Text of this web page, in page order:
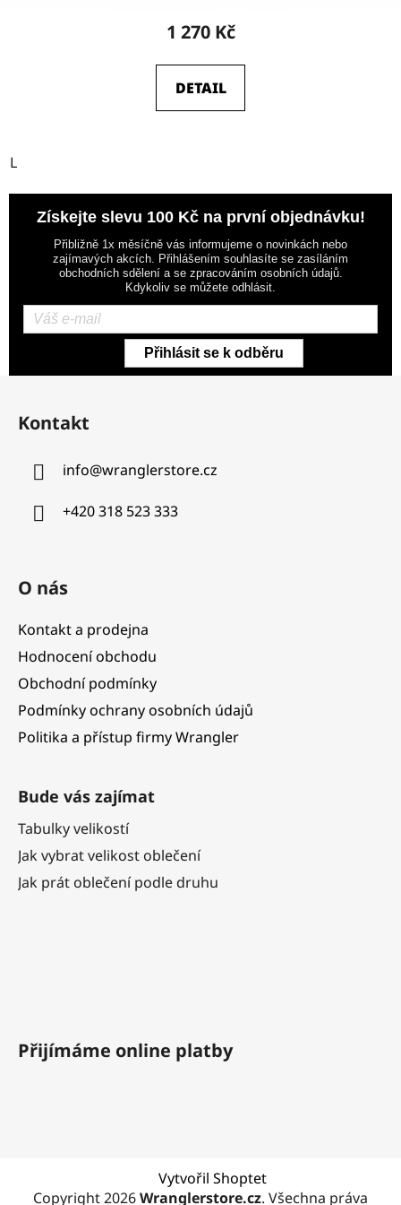
1 270 Kč
DETAIL
L
Získejte slevu 100 Kč na první objednávku!
Přibližně 1x měsíčně vás informujeme o novinkách nebo
zajímavých akcích. Přihlášením souhlasíte se zasíláním
obchodních sdělení a se zpracováním osobních údajů.
Kdykoliv se můžete odhlásit.
Přihlásit se k odběru
Z
Kontakt
info@wranglerstore.cz
+420 318 523 333
O nás
Kontakt a prodejna
Hodnocení obchodu
Obchodní podmínky
Podmínky ochrany osobních údajů
Politika a přístup firmy Wrangler
Bude vás zajímat
Tabulky velikostí
Jak vybrat velikost oblečení
Jak prát oblečení podle druhu
Přijímáme online platby
Vytvořil Shoptet
Copyright 2026Wranglerstore.cz. Všechna práva